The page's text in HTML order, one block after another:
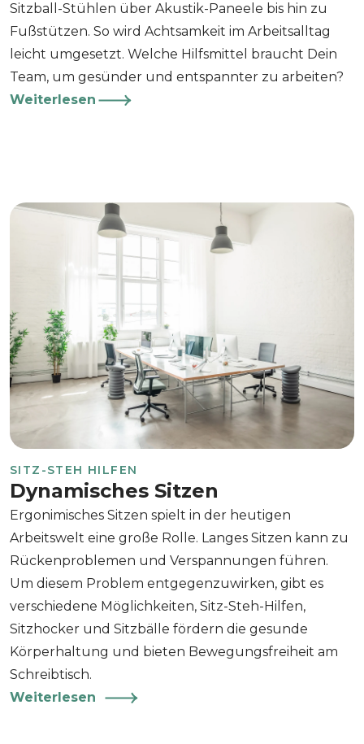
Sitzball-Stühlen über Akustik-Paneele bis hin zu
Fußstützen. So wird Achtsamkeit im Arbeitsalltag
leicht umgesetzt. Welche Hilfsmittel braucht Dein
Team, um gesünder und entspannter zu arbeiten?
Weiterlesen
SITZ-STEH HILFEN
Dynamisches Sitzen
Ergonimisches Sitzen spielt in der heutigen
Arbeitswelt eine große Rolle. Langes Sitzen kann zu
Rückenproblemen und Verspannungen führen.
Um diesem Problem entgegenzuwirken, gibt es
verschiedene Möglichkeiten, Sitz-Steh-Hilfen,
Sitzhocker und Sitzbälle fördern die gesunde
Körperhaltung und bieten Bewegungsfreiheit am
Schreibtisch.
Weiterlesen